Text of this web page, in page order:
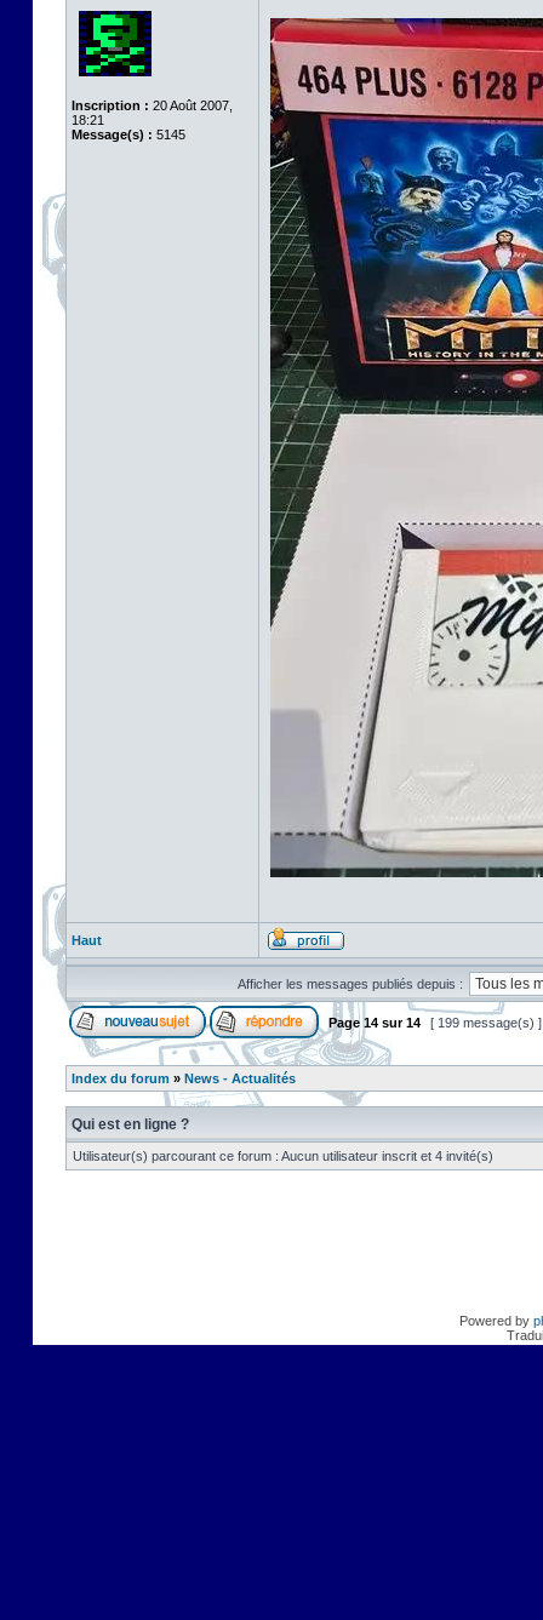
Inscription : 20 Août 2007,
18:21
Message(s) : 5145
Haut
Afficher les messages publiés depuis :
Page 14 sur14 [ 199 message(s)
Index du forum » News - Actualités
Qui est en ligne ?
Utilisateur(s) parcourant ce forum : Aucun utilisateur inscrit et 4 invité(s)
Powered by